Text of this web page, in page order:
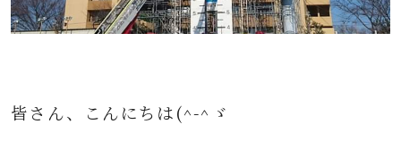
皆さん、こんにちは(^-^ゞ